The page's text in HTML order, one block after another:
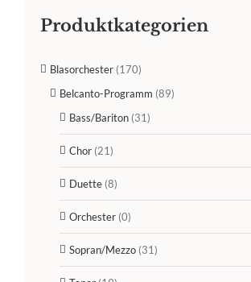
Produktkategorien
Blasorchester (170)
Belcanto-Programm (89)
Bass/Bariton (31)
Chor (21)
Duette (8)
Orchester (0)
Sopran/Mezzo (31)